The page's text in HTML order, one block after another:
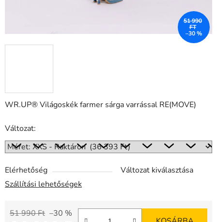
WR.UP® Világoskék farmer sárga varrással RE(MOVE)
Változat:
Elérhetőség
Változat kiválasztása
Szállítási lehetőségek
51 990 Ft –30 %
51 990
FT
–30 %